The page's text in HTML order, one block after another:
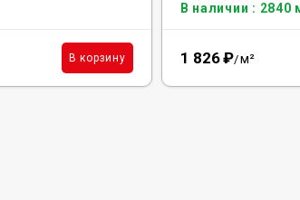
В корзину
В наличии : 2840
1 826₽/м²